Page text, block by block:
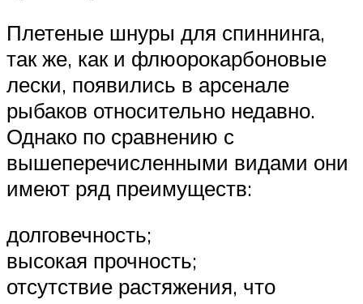
Плетеные шнуры для спиннинга,
так же, как и флюорокарбоновые
лески, появились в арсенале
рыбаков относительно недавно.
Однако по сравнению с
вышеперечисленными видами они
имеют ряд преимуществ:
долговечность;
высокая прочность;
отсутствие растяжения, что